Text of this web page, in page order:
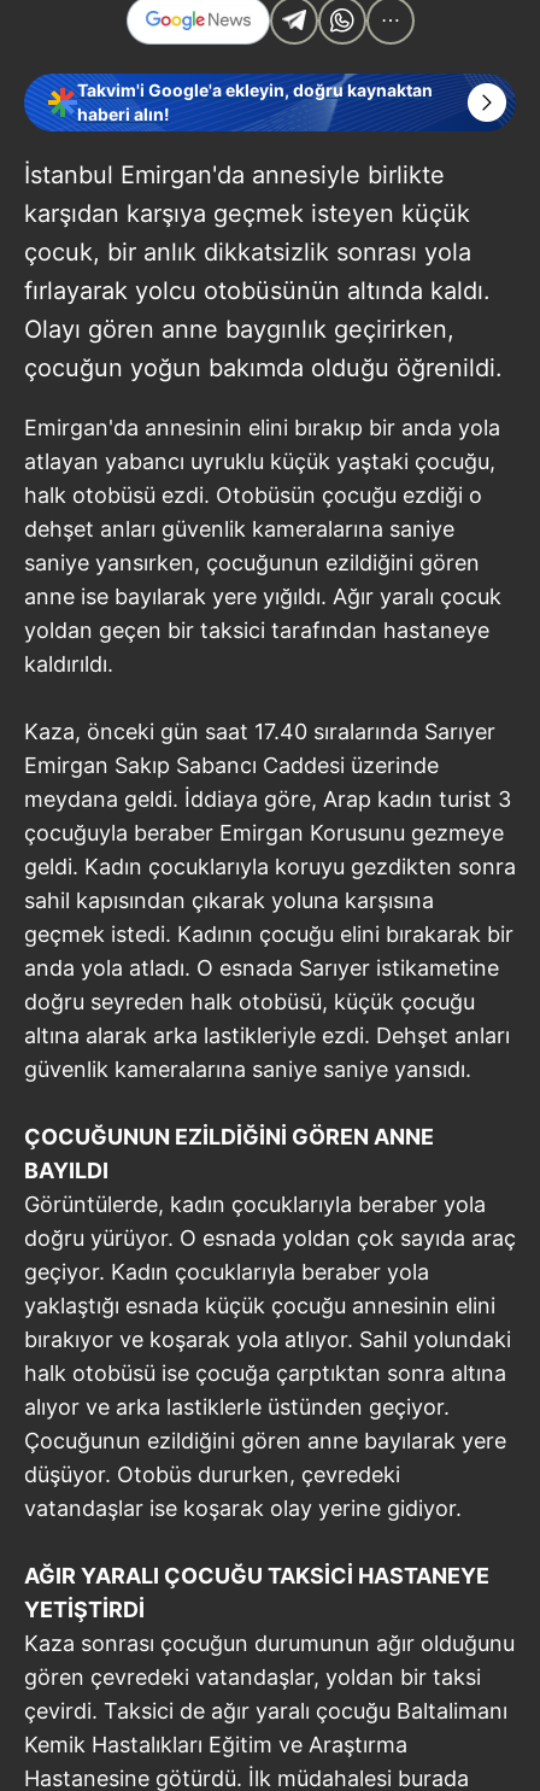
Takvim'i Google'a ekleyin, doğru kaynaktan
haberi alın!
İstanbul Emirgan'da annesiyle birlikte
karşıdan karşıya geçmek isteyen küçük
çocuk, bir anlık dikkatsizlik sonrası yola
fırlayarak yolcu otobüsünün altında kaldı.
Olayı gören anne baygınlık geçirirken,
çocuğun yoğun bakımda olduğu öğrenildi.
Emirgan'da annesinin elini bırakıp bir anda yola
atlayan yabancı uyruklu küçük yaştaki çocuğu,
halk otobüsü ezdi. Otobüsün çocuğu ezdiği o
dehşet anları güvenlik kameralarına saniye
saniye yansırken, çocuğunun ezildiğini gören
anne ise bayılarak yere yığıldı. Ağır yaralı çocuk
yoldan geçen bir taksici tarafından hastaneye
kaldırıldı.
Kaza, önceki gün saat 17.40 sıralarında Sarıyer
Emirgan Sakıp Sabancı Caddesi üzerinde
meydana geldi. İddiaya göre, Arap kadın turist 3
çocuğuyla beraber Emirgan Korusunu gezmeye
geldi. Kadın çocuklarıyla koruyu gezdikten sonra
sahil kapısından çıkarak yoluna karşısına
geçmek istedi. Kadının çocuğu elini bırakarak bir
anda yola atladı. O esnada Sarıyer istikametine
doğru seyreden halk otobüsü, küçük çocuğu
altına alarak arka lastikleriyle ezdi. Dehşet anları
güvenlik kameralarına saniye saniye yansıdı.
ÇOCUĞUNUN EZİLDİĞİNİ GÖREN ANNE
BAYILDI
Görüntülerde, kadın çocuklarıyla beraber yola
doğru yürüyor. O esnada yoldan çok sayıda araç
geçiyor. Kadın çocuklarıyla beraber yola
yaklaştığı esnada küçük çocuğu annesinin elini
bırakıyor ve koşarak yola atlıyor. Sahil yolundaki
halk otobüsü ise çocuğa çarptıktan sonra altına
alıyor ve arka lastiklerle üstünden geçiyor.
Çocuğunun ezildiğini gören anne bayılarak yere
düşüyor. Otobüs dururken, çevredeki
vatandaşlar ise koşarak olay yerine gidiyor.
AĞIR YARALI ÇOCUĞU TAKSİCİ HASTANEYE
YETİŞTİRDİ
Kaza sonrası çocuğun durumunun ağır olduğunu
gören çevredeki vatandaşlar, yoldan bir taksi
çevirdi. Taksici de ağır yaralı çocuğu Baltalimanı
Kemik Hastalıkları Eğitim ve Araştırma
Hastanesine götürdü. İlk müdahalesi burada